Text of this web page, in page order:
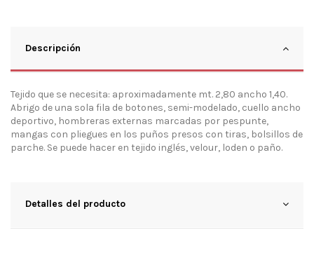
Descripción
Tejido que se necesita: aproximadamente mt. 2,80 ancho 1,40.
Abrigo de una sola fila de botones, semi-modelado, cuello ancho
deportivo, hombreras externas marcadas por pespunte,
mangas con pliegues en los puños presos con tiras, bolsillos de
parche. Se puede hacer en tejido inglés, velour, loden o paño.
Detalles del producto